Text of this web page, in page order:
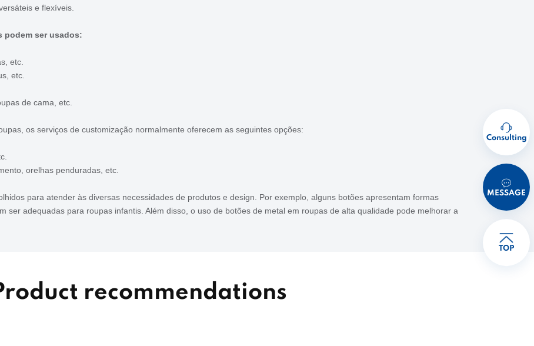
e flexíveis.
podem ser usados:
etc.
etc.
de cama, etc.
os serviços de customização normalmente oferecem as seguintes opções:
orelhas penduradas, etc.
para atender às diversas necessidades de produtos e design. Por exemplo, alguns botões apresentam formas
ser adequadas para roupas infantis. Além disso, o uso de botões de metal em roupas de alta qualidade pode melhorar a
recommendations
Consulting
MESSAGE
TOP